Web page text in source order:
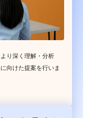
り深く理解・分析
向けた提案を行いま